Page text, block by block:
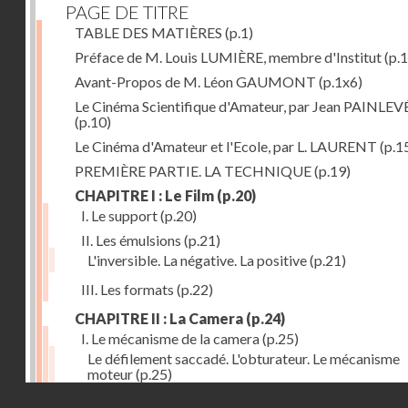
PAGE DE TITRE
TABLE DES MATIÈRES (p.1)
Préface de M. Louis LUMIÈRE, membre d'Institut
Avant-Propos de M. Léon GAUMONT (p.1x6)
Le Cinéma Scientifique d'Amateur, par Jean
(p.10)
Le Cinéma d'Amateur et l'Ecole, par L. LAURENT
PREMIÈRE PARTIE. LA TECHNIQUE(p.19)
CHAPITRE I : Le Film (p.20)
I. Le support(p.20)
II. Les émulsions (p.21)
L'inversible. La négative. La positive(p.21)
III. Les formats (p.22)
CHAPITRE II : La Camera (p.24)
I. Le mécanisme de la camera(p.25)
Le défilement saccadé. L'obturateur. Le mécanisme
moteur(p.25)